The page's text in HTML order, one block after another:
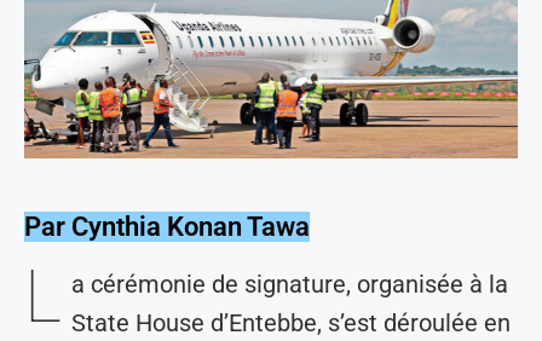
Par Cynthia Konan Tawa
L a cérémonie de signature, organisée à la
State House d’Entebbe, s’est déroulée en